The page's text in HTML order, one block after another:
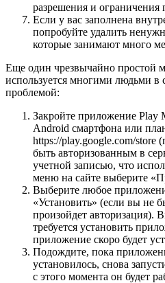
разрешения и
Если у вас заполнена
попробуйте удалить
которые занимают много
Еще один чрезвычайно простой
используется многими людьми в
проблемой:
Закройте приложение Play
Android смартфона или
https://play.google.com/store
быть авторизованным в
учетной записью, что
меню на сайте выберите
Выберите любое
«Установить» (если вы не
произойдет авторизация).
требуется установить
приложение скоро будет
Подождите, пока
установилось, снова
с этого момента он будет